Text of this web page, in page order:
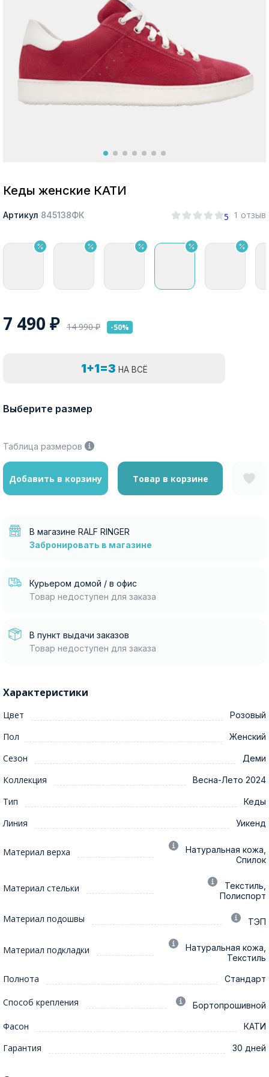
Москва
Кеды женские КАТИ
Артикул 845138ФК 5 1 отзыв
7 490 ₽ 14 990₽ -50%
1+1=3 НА ВСЁ
Выберите размер
Таблица размеров
Добавить в корзину Товар в корзине
В магазине RALF RINGER
Забронировать в магазине
Курьером домой / в офис
Товар недоступен для заказа
В пункт выдачи заказов
Товар недоступен для заказа
Характеристики
Цвет Розовый
Пол Женский
Сезон Деми
Коллекция Весна-Лето 2024
Тип Кеды
Линия Уикенд
Материал верха
Натуральная кожа,
Спилок
Материал стельки
Текстиль,
Полиспорт
Материал подошвы ТЭП
Материал подкладки
Натуральная кожа,
Текстиль
Полнота Стандарт
Способ крепления Бортопрошивной
Фасон КАТИ
Гарантия 30 дней